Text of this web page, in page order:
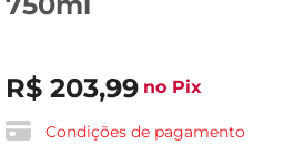
R$ 203,99 no Pix
Condições de pagamento
cerveja
leite
vinho